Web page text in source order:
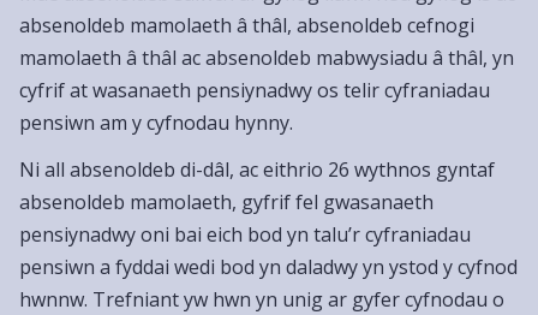
absenoldeb mamolaeth â thâl, absenoldeb cefnogi
mamolaeth â thâl ac absenoldeb mabwysiadu â thâl, yn
cyfrif at wasanaeth pensiynadwy os telir cyfraniadau
pensiwn am y cyfnodau hynny.
Ni all absenoldeb di-dâl, ac eithrio 26 wythnos gyntaf
absenoldeb mamolaeth, gyfrif fel gwasanaeth
pensiynadwy oni bai eich bod yn talu’r cyfraniadau
pensiwn a fyddai wedi bod yn daladwy yn ystod y cyfnod
hwnnw. Trefniant yw hwn yn unig ar gyfer cyfnodau o